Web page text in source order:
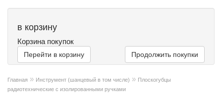
в корзину
Корзина покупок
Перейти в корзину Продолжить покупки
Главная » Инструмент (шанцевый в том числе) » Плоскогубцы
радиотехнические с изолированными ручками